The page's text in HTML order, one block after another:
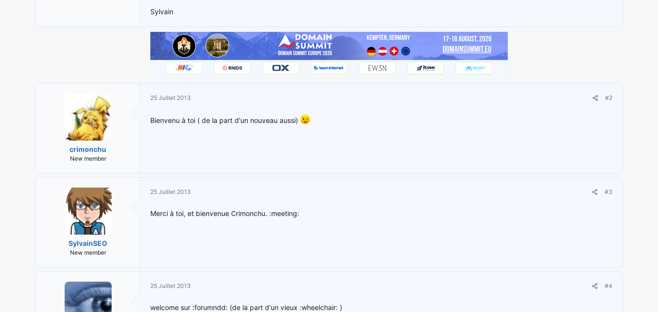
Sylvain
crimonchu
New member
25 Juillet 2013 #2
Bienvenu à toi ( de la part d'un nouveau aussi)
SylvainSEO
New member
25 Juillet 2013 #3
Merci à toi, et bienvenue Crimonchu. :meeting:
25 Juillet 2013 #4
welcome sur :forumndd: (de la part d'un vieux :wheelchair: )